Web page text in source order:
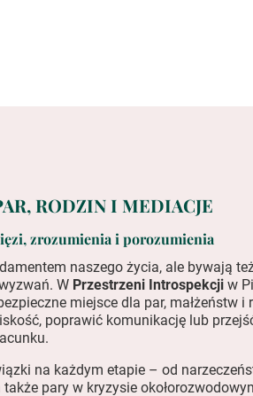
, RODZIN I MEDIACJE
zrozumienia i porozumienia
naszego życia, ale bywają
W Przestrzeni Introspekcji w
miejsce dla par, małżeństw i
poprawić komunikację lub
na każdym etapie – od
także pary w kryzysie